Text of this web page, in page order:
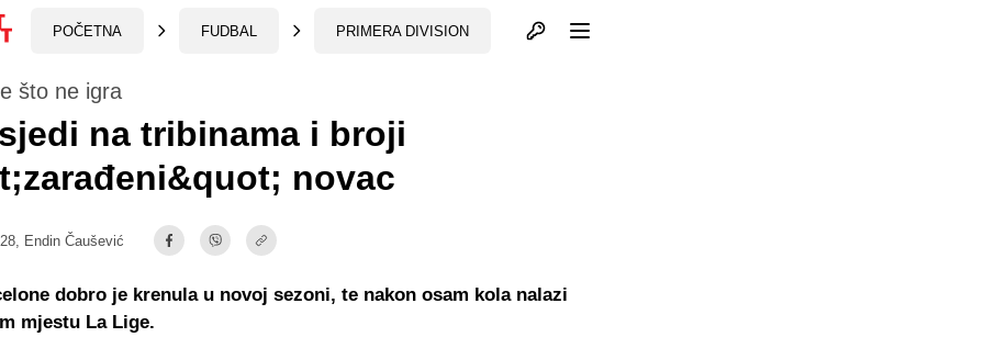
POČETNA FUDBAL PRIMERA DIVISION Otvori profil
što ne igra
na tribinama i broji
novac
Endin Čaušević
dobro je krenula u novoj sezoni, te nakon osam kola nalazi
mjestu La Lige.